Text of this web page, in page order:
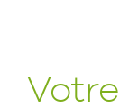
Votre